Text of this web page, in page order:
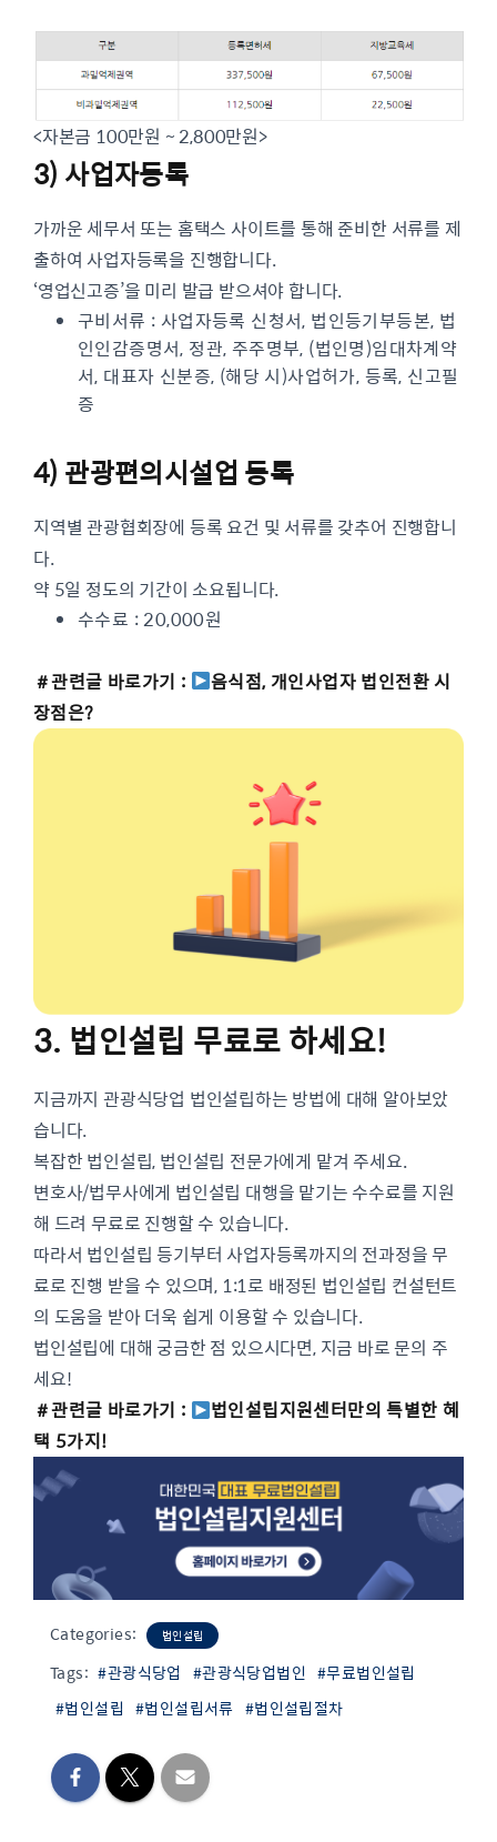
<자본금 100만원 ~ 2,800만원>
3) 사업자등록
가까운 세무서 또는 홈택스 사이트를 통해 준비한 서류를 제
출하여 사업자등록을 진행합니다.
‘영업신고증’을 미리 발급 받으셔야 합니다.
구비서류 : 사업자등록 신청서, 법인등기부등본, 법
인인감증명서, 정관, 주주명부, (법인명)임대차계약
서, 대표자 신분증, (해당 시)사업허가, 등록, 신고필
증
4) 관광편의시설업 등록
지역별 관광협회장에 등록 요건 및 서류를 갖추어 진행합니
다.
약 5일 정도의 기간이 소요됩니다.
수수료 : 20,000원
＃관련글 바로가기 :
음식점, 개인사업자 법인전환 시
장점은?
3. 법인설립 무료로 하세요!
지금까지 관광식당업 법인설립하는 방법에 대해 알아보았
습니다.
복잡한 법인설립, 법인설립 전문가에게 맡겨 주세요.
변호사/법무사에게 법인설립 대행을 맡기는 수수료를 지원
해 드려 무료로 진행할 수 있습니다.
따라서 법인설립 등기부터 사업자등록까지의 전과정을 무
료로 진행 받을 수 있으며, 1:1로 배정된 법인설립 컨설턴트
의 도움을 받아 더욱 쉽게 이용할 수 있습니다.
법인설립에 대해 궁금한 점 있으시다면, 지금 바로 문의 주
세요!
＃관련글 바로가기 :
법인설립지원센터만의 특별한 혜
택 5가지!
Categories: 법인설립
Tags: #관광식당업 #관광식당업법인 #무료법인설립
#법인설립 #법인설립서류 #법인설립절차